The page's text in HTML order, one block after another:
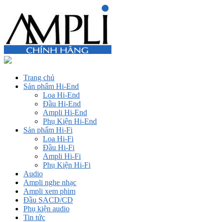
Trang chủ
Sản phẩm Hi-End
Loa Hi-End
Đầu Hi-End
Ampli Hi-End
Phụ Kiện Hi-End
Sản phẩm Hi-Fi
Loa Hi-Fi
Đầu Hi-Fi
Ampli Hi-Fi
Phụ Kiện Hi-Fi
Audio
Ampli nghe nhạc
Ampli xem phim
Đầu SACD/CD
Phụ kiện audio
Tin tức